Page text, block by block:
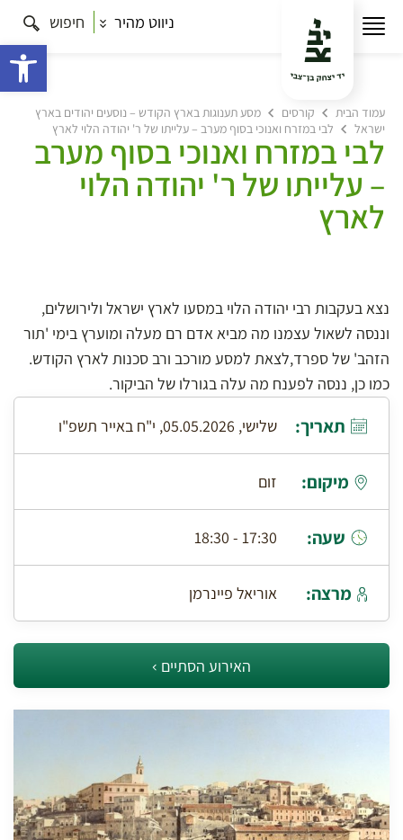
ניווט מהיר חיפוש
עמוד הבית קורסים
מסע תענוגות בארץ הקודש – נוסעים יהודים בארץ
ישראל
לבי במזרח ואנוכי בסוף מערב – עלייתו של ר' יהודה הלוי לארץ
לבי במזרח ואנוכי בסוף מערב
– עלייתו של ר' יהודה הלוי
לארץ
נצא בעקבות רבי יהודה הלוי במסעו לארץ ישראל ולירושלים,
וננסה לשאול עצמנו מה מביא אדם רם מעלה ומוערץ בימי 'תור
הזהב' של ספרד,לצאת למסע מורכב ורב סכנות לארץ הקודש.
כמו כן, ננסה לפענח מה עלה בגורלו של הביקור.
תאריך: שלישי, 05.05.2026, י"ח באייר תשפ"ו
מיקום: זום
שעה: 17:30 - 18:30
מרצה: אוריאל פיינרמן
האירוע הסתיים